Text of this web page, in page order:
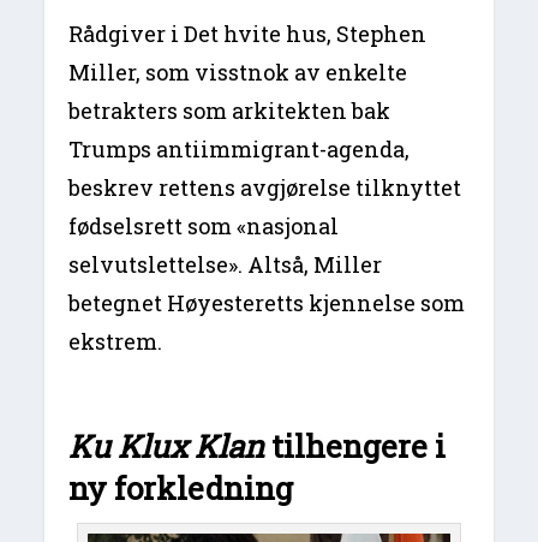
Rådgiver i Det hvite hus, Stephen
Miller, som visstnok av enkelte
betrakters som arkitekten bak
Trumps antiimmigrant-agenda,
beskrev rettens avgjørelse tilknyttet
fødselsrett som «nasjonal
selvutslettelse». Altså, Miller
betegnet Høyesteretts kjennelse som
ekstrem.
Ku Klux Klantilhengere i
ny forkledning